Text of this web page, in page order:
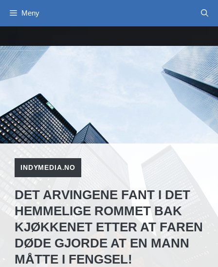
Meny
INDYMEDIA.NO
DET ARVINGENE FANT I DET
HEMMELIGE ROMMET BAK
KJØKKENET ETTER AT FAREN
DØDE GJORDE AT EN MANN
MÅTTE I FENGSEL!